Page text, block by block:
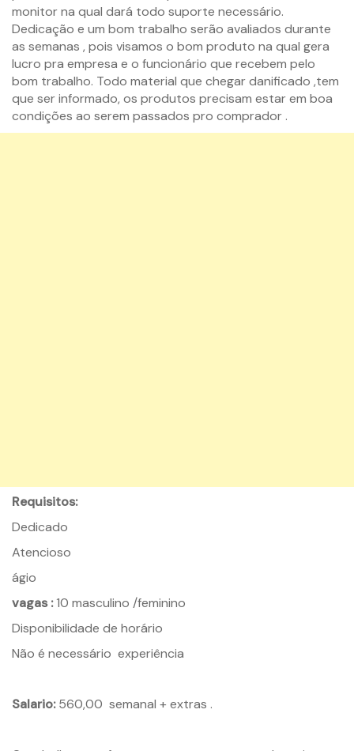
monitor na qual dará todo suporte necessário.
Dedicação e um bom trabalho serão avaliados durante
as semanas , pois visamos o bom produto na qual gera
lucro pra empresa e o funcionário que recebem pelo
bom trabalho. Todo material que chegar danificado ,tem
que ser informado, os produtos precisam estar em boa
condições ao serem passados pro comprador .
Requisitos:
Dedicado
Atencioso
ágio
vagas :10 masculino /feminino
Disponibilidade de horário
Não é necessário experiência
Salario:560,00 semanal + extras .